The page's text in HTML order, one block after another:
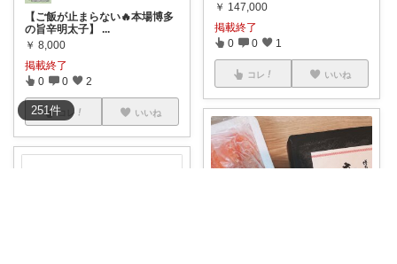
251件
【ご飯が止まらない🔥本場博多
の旨辛明太子】
...
￥ 8,000
掲載終了
0 0 2
コレ いいね
￥ 147,000
掲載終了
0 0 1
コレ いいね